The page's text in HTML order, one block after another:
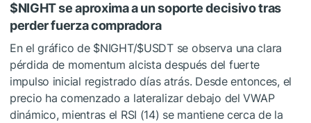
$NIGHTse aproxima a un soporte decisivo tras
perder fuerza compradora
En el gráfico de $NIGHT/$USDTse observa una clara
pérdida de momentum alcista después del fuerte
impulso inicial registrado días atrás. Desde entonces, el
precio ha comenzado a lateralizar debajo del VWAP
dinámico, mientras el RSI (14) se mantiene cerca de la